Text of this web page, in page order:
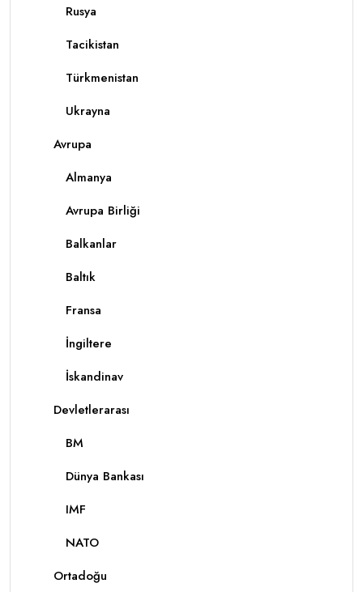
Rusya
Tacikistan
Türkmenistan
Ukrayna
Avrupa
Almanya
Avrupa Birliği
Balkanlar
Baltık
Fransa
İngiltere
İskandinav
Devletlerarası
BM
Dünya Bankası
IMF
NATO
Ortadoğu